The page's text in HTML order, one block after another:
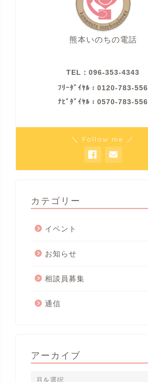
熊本いのちの電話
TEL：096-353-4343
ﾌﾘｰﾀﾞｲﾔﾙ：0120-783-556
ﾅﾋﾞﾀﾞｲﾔﾙ：0570-783-556
＼ Follow me ／
カテゴリー
イベント
お知らせ
相談員募集
通信
アーカイブ